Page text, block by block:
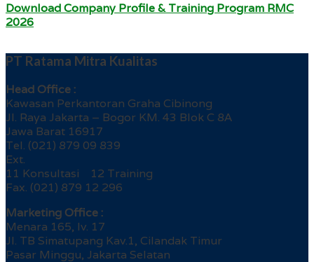
Download Company Profile & Training Program RMC
2026
PT Ratama Mitra Kualitas
Head Office :
Kawasan Perkantoran Graha Cibinong
Jl. Raya Jakarta – Bogor KM. 43 Blok C 8A
Jawa Barat 16917
Tel. (021) 879 09 839
Ext.
11 Konsultasi 12 Training
Fax. (021) 879 12 296
Marketing Office :
Menara 165, lv. 17
Jl. TB Simatupang Kav.1, Cilandak Timur
Pasar Minggu, Jakarta Selatan